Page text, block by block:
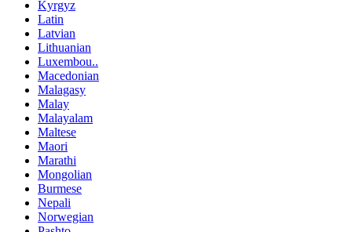
Kyrgyz
Latin
Latvian
Lithuanian
Luxembou..
Macedonian
Malagasy
Malay
Malayalam
Maltese
Maori
Marathi
Mongolian
Burmese
Nepali
Norwegian